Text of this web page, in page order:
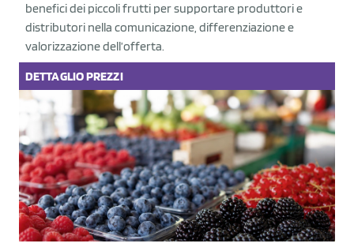
benefici dei piccoli frutti per supportare produttori e
distributori nella comunicazione, differenziazione e
valorizzazione dell’offerta.
DETTAGLIOPREZZI